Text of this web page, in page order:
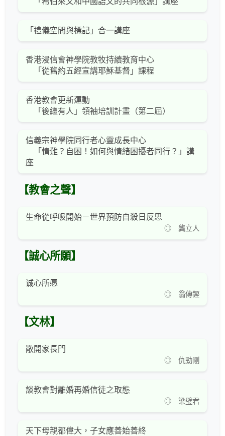
「禮儀空間與標記」合一講座
香港浸信會神學院教牧持續教育中心
「從舊約五經宣講耶穌基督」課程
香港教會更新運動
「後繼有人」領袖培訓計畫（第二屆）
信義宗神學院同行者心靈成長中心
「情難？自困！如何與情緒困擾者同行？」講
座
【教會之聲】
生命從呼吸開始－世界預防自殺日反思
◎ 龔立人
【誠心所願】
诚心所愿
◎ 翁傳鏗
【文林】
敞開家長門
◎ 仇勁剛
談教會對離婚再婚信徒之取態
◎ 梁璧君
天下母親都偉大，子女應善始善終